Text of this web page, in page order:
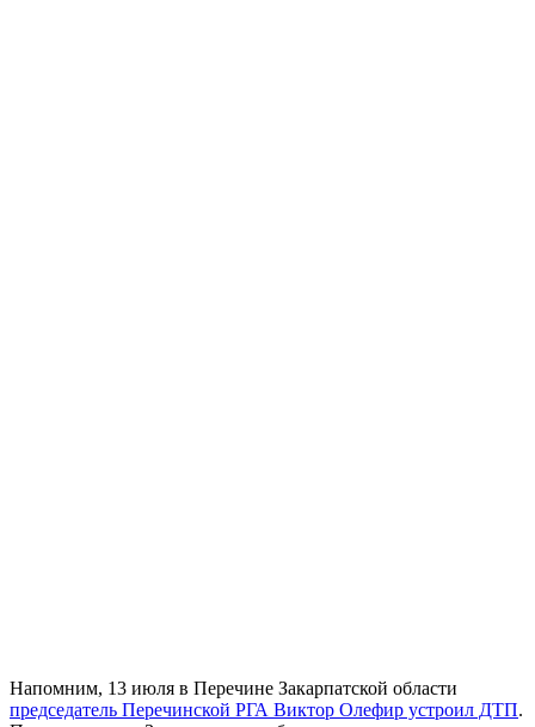
Напомним, 13 июля в Перечине Закарпатской области
председатель Перечинской РГА Виктор Олефир устроил ДТП.